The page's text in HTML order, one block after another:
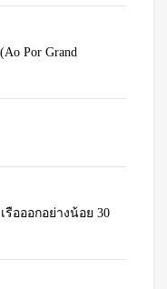
Por Grand
รือออกอย่างน้อย 30